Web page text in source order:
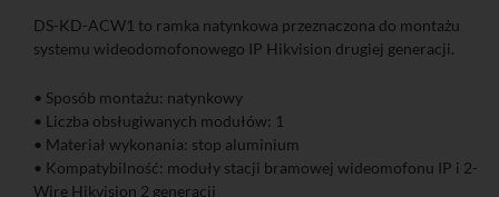
DS-KD-ACW1 to ramka natynkowa przeznaczona do montażu
systemu wideodomofonowego IP Hikvision drugiej generacji.
• Sposób montażu: natynkowy
• Liczba obsługiwanych modułów: 1
• Materiał wykonania: stop aluminium
• Kompatybilność: moduły stacji bramowej wideomofonu IP i 2-
Wire Hikvision 2 generacji